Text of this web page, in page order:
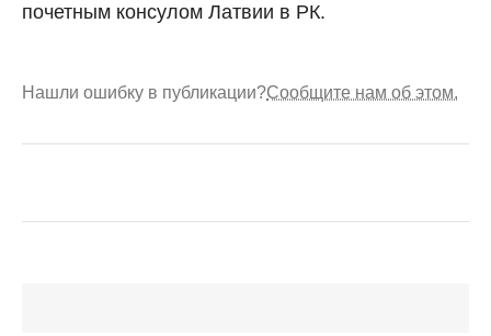
почетным консулом Латвии в РК.
Нашли ошибку в публикации?Сообщите нам об этом.